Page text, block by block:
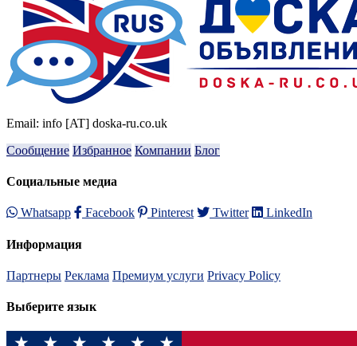
Email: info [AT] doska-ru.co.uk
Сообщение Избранное Компании Блог
Социальные медиа
Whatsapp Facebook Pinterest Twitter LinkedIn
Информация
Партнеры Реклама Премиум услуги Privacy Policy
Выберите язык